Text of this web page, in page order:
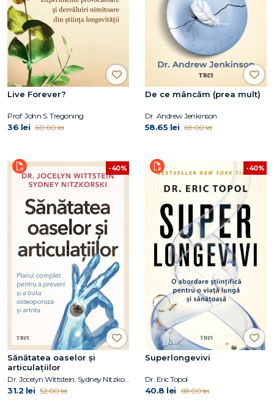
Live Forever?
Prof. John S. Tregoning
36 lei 60.00 lei
De ce mâncăm (prea mult)
Dr. Andrew Jenkinson
58.65 lei 69.00 lei
-40%
Sănătatea oaselor și
articulațiilor
Dr. Jocelyn Wittstein, Sydney Nitzkorski
31.2 lei 52.00 lei
-40%
Superlongevivi
Dr. Eric Topol
40.8 lei 68.00 lei